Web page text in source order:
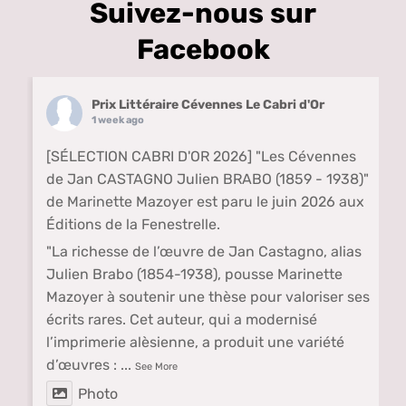
Suivez-nous sur
Facebook
Prix Littéraire Cévennes Le Cabri d'Or
1 week ago
[SÉLECTION CABRI D'OR 2026] "Les Cévennes
de Jan CASTAGNO Julien BRABO (1859 - 1938)"
de Marinette Mazoyer est paru le juin 2026 aux
Éditions de la Fenestrelle.
"La richesse de l’œuvre de Jan Castagno, alias
Julien Brabo (1854-1938), pousse Marinette
Mazoyer à soutenir une thèse pour valoriser ses
écrits rares. Cet auteur, qui a modernisé
l’imprimerie alèsienne, a produit une variété
d’œuvres : ... See More
Photo